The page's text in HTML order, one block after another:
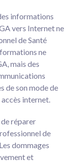
informations
vers Internet ne
de Santé
ne
mais des
de son mode de
accès internet.
réparer
de
dommages
et